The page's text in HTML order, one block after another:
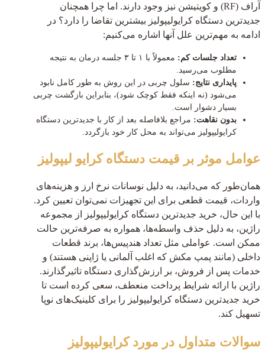
آر‌اف (RF) و کویتیشن نیز وجود دارند. اما چرا همچنان
جدیدترین دستگاه کرایولیپولیز بیشترین تقاضا را دارد؟ در
ادامه به مهم‌ترین علل آنها اشاره می‌کنیم:
تعداد جلسات کم:
معمولاً با ۱ تا ۳ جلسه درمان به نتیجه
مطلوب می‌رسید.
پایداری نتایج: سلول چربی در این روش به طور کامل نابود
می‌شود (نه اینکه فقط کوچک شود)، بنابراین بازگشت چربی
بسیار دشوار است.
بدون نقاهت: مراجع بلافاصله بعد از کار با جدیدترین دستگاه
کرایولیپولیز می‌تواند به محل کار خود بازگردد.
عوامل موثر بر قیمت دستگاه کرایو لیپولیز
همان‌طور که می‌دانید، به دلیل نوسانات نرخ ارز و هزینه‌های
واردات، قیمت قطعی برای این تجهیزات نمی‌توان تعیین کرد.
با این حال، خرید جدیدترین دستگاه کرایولیپولیز از مجموعه
راژین، به دلیل حذف واسطه‌ها، همواره به صرفه‌ترین حالت
ممکن است. عواملی مثل تعداد هندپیس‌ها، برند قطعات
داخلی (مانند پمپ مکش که اغلب آلمانی یا ژاپنی هستند) و
خدمات پس از فروش، بر ارزش‌گذاری دستگاه تاثیرگذارند.
راژین با ارائه شرایط پرداخت منعطف، سعی کرده است تا
خرید جدیدترین دستگاه کرایولیپولیز را برای کلینیک‌های نوپا
تسهیل کند.
سوالات متداول در مورد کرایولیپولیز